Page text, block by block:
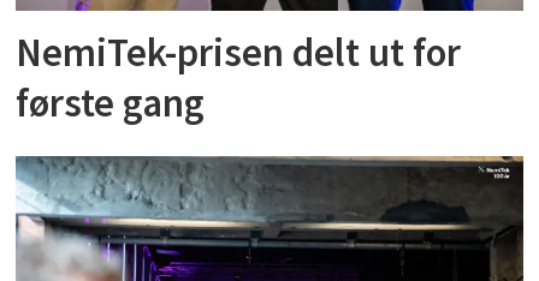
NemiTek-prisen delt ut for
første gang